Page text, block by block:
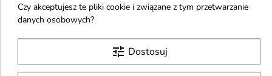
AllNutrition Creatine
16,40 €
SFD Creatine 400
27,08 €
Czy akceptujesz te pliki cookie i związane z tym przetwarzanie
danych osobowych?
tune Dostosuj